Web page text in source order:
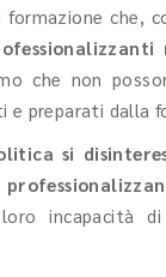
che,
che non
e preparati dalla
si
incapacità